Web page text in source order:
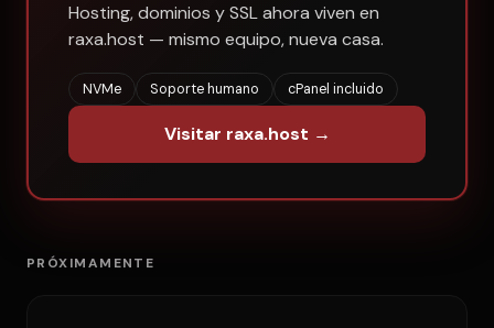
Hosting, dominios y SSL ahora viven en
raxa.host — mismo equipo, nueva casa.
NVMe Soporte humano cPanel incluido
Visitar raxa.host →
PRÓXIMAMENTE